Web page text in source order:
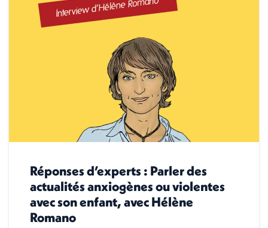
Réponses d’experts : Parler des
actualités anxiogènes ou violentes
avec son enfant, avec Hélène
Romano